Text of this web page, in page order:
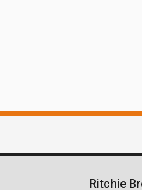
Ritchie